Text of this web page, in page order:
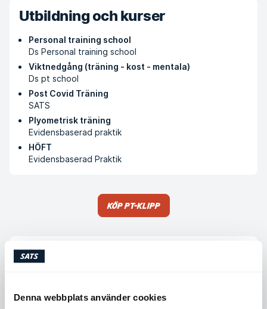
Denna webbplats använder cookies
Utbildning och kurser
Personal training school
Ds Personal training school
Viktnedgång (träning - kost - mentala)
Ds pt school
Post Covid Träning
SATS
Plyometrisk träning
Evidensbaserad praktik
HÖFT
Evidensbaserad Praktik
Köp PT-klipp
Tillgängliga tider
Tisdag